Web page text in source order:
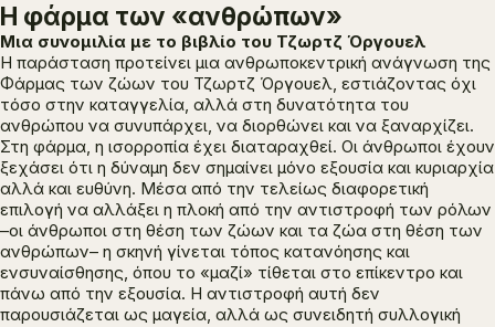
Η φάρμα των «ανθρώπων»
Μια συνομιλία με το βιβλίο του Τζωρτζ Όργουελ
Η παράσταση προτείνει μια ανθρωποκεντρική ανάγνωση της
Φάρμας των ζώων του Τζωρτζ Όργουελ, εστιάζοντας όχι
τόσο στην καταγγελία, αλλά στη δυνατότητα του
ανθρώπου να συνυπάρχει, να διορθώνει και να ξαναρχίζει.
Στη φάρμα, η ισορροπία έχει διαταραχθεί. Οι άνθρωποι έχουν
ξεχάσει ότι η δύναμη δεν σημαίνει μόνο εξουσία και κυριαρχία
αλλά και ευθύνη. Μέσα από την τελείως διαφορετική
επιλογή να αλλάξει η πλοκή από την αντιστροφή των ρόλων
–οι άνθρωποι στη θέση των ζώων και τα ζώα στη θέση των
ανθρώπων– η σκηνή γίνεται τόπος κατανόησης και
ενσυναίσθησης, όπου το «μαζί» τίθεται στο επίκεντρο και
πάνω από την εξουσία. Η αντιστροφή αυτή δεν
παρουσιάζεται ως μαγεία, αλλά ως συνειδητή συλλογική